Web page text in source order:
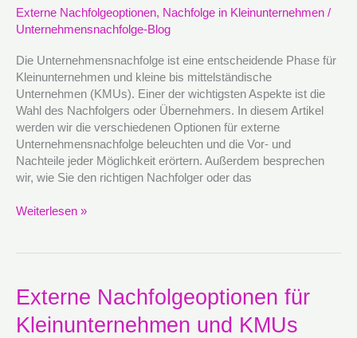
Externe Nachfolgeoptionen, Nachfolge in Kleinunternehmen /
Unternehmensnachfolge-Blog
Die Unternehmensnachfolge ist eine entscheidende Phase für
Kleinunternehmen und kleine bis mittelständische
Unternehmen (KMUs). Einer der wichtigsten Aspekte ist die
Wahl des Nachfolgers oder Übernehmers. In diesem Artikel
werden wir die verschiedenen Optionen für externe
Unternehmensnachfolge beleuchten und die Vor- und
Nachteile jeder Möglichkeit erörtern. Außerdem besprechen
wir, wie Sie den richtigen Nachfolger oder das
KMUs:
Chancen
und
nutzen
Weiterlesen »
Externe Nachfolgeoptionen für
Kleinunternehmen und KMUs
Externe
Nachfolgeoptionen
für